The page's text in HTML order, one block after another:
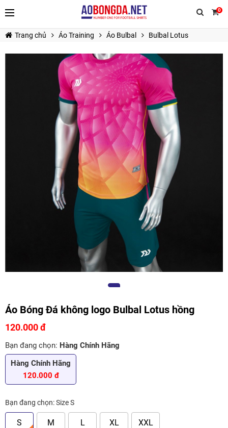
0
TIẾP TỤC MUA HÀNG
Trang chủ Áo Training Áo Bulbal Bulbal Lotus
Áo Bóng Đá không logo Bulbal Lotus hồng
120.000 đ
Bạn đang chọn: Hàng Chính Hãng
Hàng Chính Hãng
120.000 đ
Bạn đang chọn:Size S
S M L XL XXL